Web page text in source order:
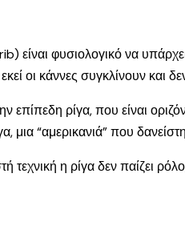
είναι φυσιολογικό να
οι κάννες συγκλίνουν και
επίπεδη ρίγα, που είναι
μια “αμερικανιά” που
τεχνική η ρίγα δεν παίζει